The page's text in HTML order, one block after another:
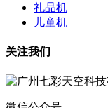
礼品机
儿童机
关注我们